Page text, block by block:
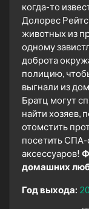
когда-то
Долорес
животных из
одному
доброта
полицию,
выгнали из
Братц могут
найти хозяев,
отомстить
посетить
аксессуаров!
домашних
Год выхода: